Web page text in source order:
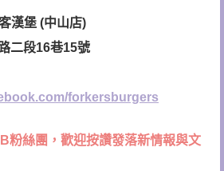
漢堡 (中山店)
二段16巷15號
forkersburgers
粉絲團，歡迎按讚發落新情報與文